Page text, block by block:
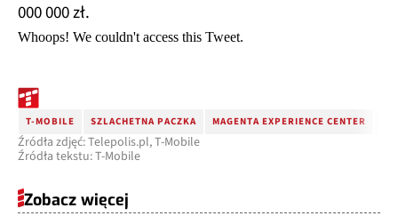
000 000 zł.
Whoops! We couldn't access this Tweet.
T-MOBILE SZLACHETNA PACZKA MAGENTA EXPERIENCE CENTER
Źródła zdjęć: Telepolis.pl, T-Mobile
Źródła tekstu: T-Mobile
Zobacz więcej